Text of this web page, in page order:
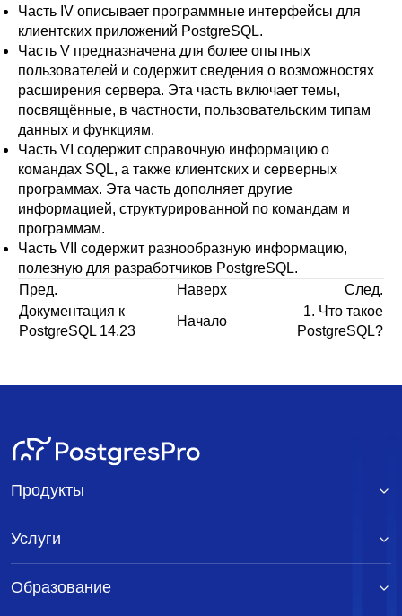
Часть IV описывает программные интерфейсы для
клиентских приложений PostgreSQL.
Часть V предназначена для более опытных
пользователей и содержит сведения о возможностях
расширения сервера. Эта часть включает темы,
посвящённые, в частности, пользовательским типам
данных и функциям.
Часть VI содержит справочную информацию о
командах SQL, а также клиентских и серверных
программах. Эта часть дополняет другие
информацией, структурированной по командам и
программам.
Часть VII
содержит разнообразную информацию,
полезную для разработчиков PostgreSQL.
Пред.
Наверх
След.
Документация к
PostgreSQL 14.23
Начало
1. Что такое
PostgreSQL?
Продукты
Услуги
Образование